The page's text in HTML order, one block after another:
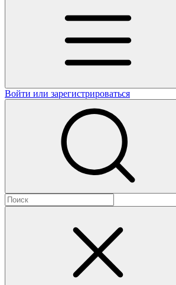
Войти или зарегистрироваться